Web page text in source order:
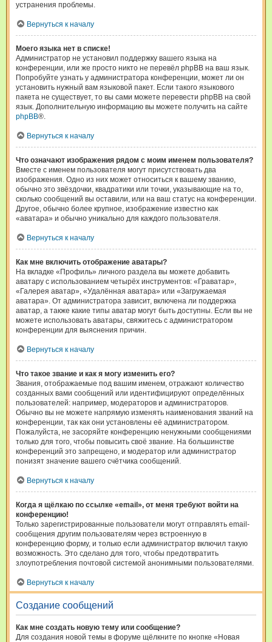
устранения проблемы.
Вернуться к началу
Моего языка нет в списке!
Администратор не установил поддержку вашего языка на
конференции, или же просто никто не перевёл phpBB на ваш язык.
Попробуйте узнать у администратора конференции, может ли он
установить нужный вам языковой пакет. Если такого языкового
пакета не существует, то вы сами можете перевести phpBB на свой
язык. Дополнительную информацию вы можете получить на сайте
phpBB®.
Вернуться к началу
Что означают изображения рядом с моим именем пользователя?
Вместе с именем пользователя могут присутствовать два
изображения. Одно из них может относиться к вашему званию,
обычно это звёздочки, квадратики или точки, указывающие на то,
сколько сообщений вы оставили, или на ваш статус на конференции.
Другое, обычно более крупное, изображение известно как
«аватара» и обычно уникально для каждого пользователя.
Вернуться к началу
Как мне включить отображение аватары?
На вкладке «Профиль» личного раздела вы можете добавить
аватару с использованием четырёх инструментов: «Граватар»,
«Галерея аватар», «Удалённая аватара» или «Загружаемая
аватара». От администратора зависит, включена ли поддержка
аватар, а также какие типы аватар могут быть доступны. Если вы не
можете использовать аватары, свяжитесь с администратором
конференции для выяснения причин.
Вернуться к началу
Что такое звание и как я могу изменить его?
Звания, отображаемые под вашим именем, отражают количество
созданных вами сообщений или идентифицируют определённых
пользователей: например, модераторов и администраторов.
Обычно вы не можете напрямую изменять наименования званий на
конференции, так как они установлены её администратором.
Пожалуйста, не засоряйте конференцию ненужными сообщениями
только для того, чтобы повысить своё звание. На большинстве
конференций это запрещено, и модератор или администратор
понизят значение вашего счётчика сообщений.
Вернуться к началу
Когда я щёлкаю по ссылке «email», от меня требуют войти на
конференцию!
Только зарегистрированные пользователи могут отправлять email-
сообщения другим пользователям через встроенную в
конференцию форму, и только если администратор включил такую
возможность. Это сделано для того, чтобы предотвратить
злоупотребления почтовой системой анонимными пользователями.
Вернуться к началу
Создание сообщений
Как мне создать новую тему или сообщение?
Для создания новой темы в форуме щёлкните по кнопке «Новая